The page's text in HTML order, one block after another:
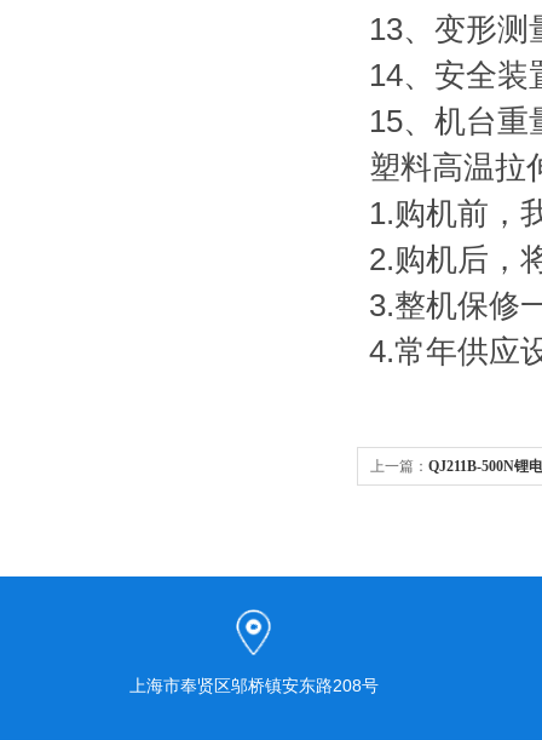
13、变形测
14、安全装
15、机台重
塑料高温拉
1.购机前，
2.购机后，
3.整机保修
4.常年供应
上一篇： QJ211B-500N锂
上海市奉贤区邬桥镇安东路208号